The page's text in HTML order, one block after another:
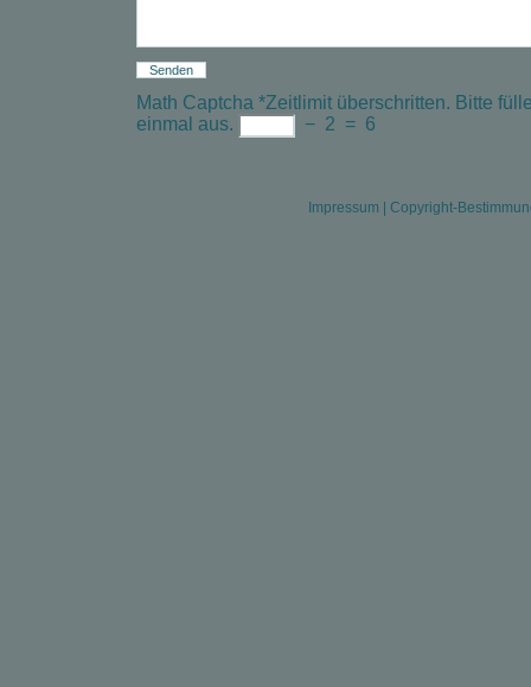
Math Captcha *Zeitlimit überschritten. Bitte
einmal aus.
− 2 = 6
Impressum Copyright-